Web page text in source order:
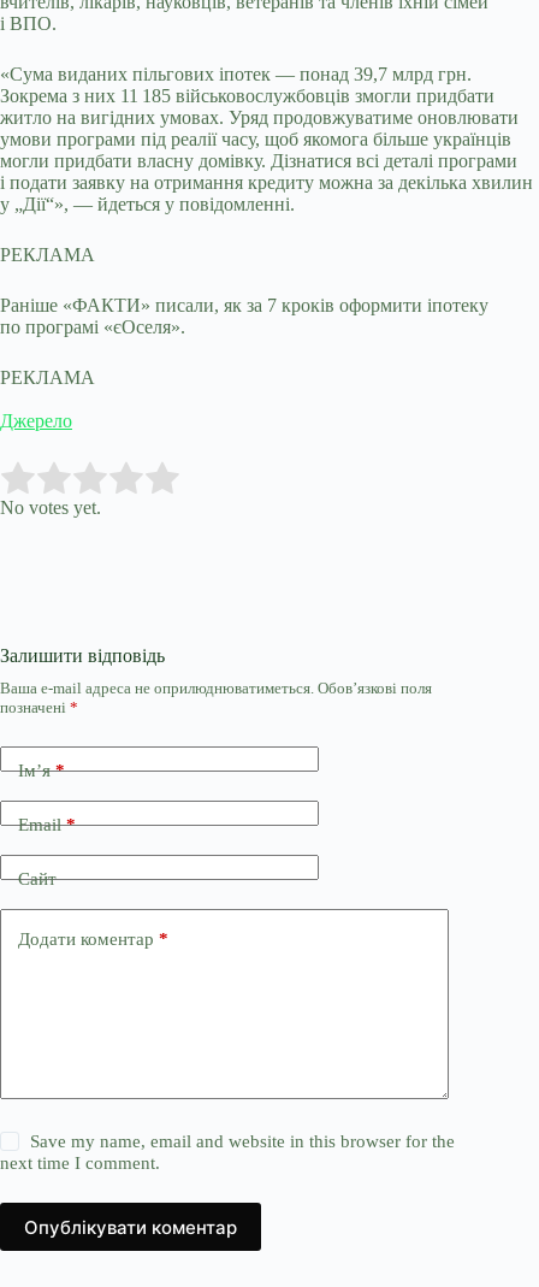
і ВПО.
«Сума виданих пільгових іпотек — понад 39,7 млрд грн.
Зокрема з них 11 185 військовослужбовців змогли придбати
житло на вигідних умовах. Уряд продовжуватиме оновлювати
умови програми під реалії часу, щоб якомога більше українців
могли придбати власну домівку. Дізнатися всі деталі програми
і подати заявку на отримання кредиту можна за декілька хвилин
у „Дії“», — йдеться у повідомленні.
РЕКЛАМА
Раніше «ФАКТИ» писали, як за 7 кроків оформити іпотеку
по програмі «єОселя».
РЕКЛАМА
Джерело
Rate this item:
No votes yet.
Залишити відповідь
Ваша e-mail адреса не оприлюднюватиметься. Обов’язкові поля
позначені *
Ім’я*
Email*
Сайт
Додати коментар *
Save my name, email and website in this browser for the
next time I comment.
Опублікувати коментар